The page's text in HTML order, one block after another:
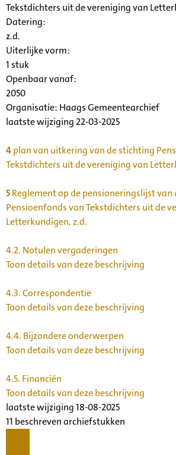
Tekstdichters uit de vereniging van
Datering:
z.d.
Uiterlijke vorm:
1 stuk
Openbaar vanaf:
2050
Organisatie: Haags Gemeentearchief
laatste wijziging 22-03-2025
4plan van uitkering van de stichting
Tekstdichters uit de vereniging van
5Reglement op de pensioneringslijst van
Pensioenfonds van Tekstdichters uit de
Letterkundigen, z.d.
4.2. Notulen vergaderingen
Toon details van deze beschrijving
4.3.Correspondentie
Toon details van deze beschrijving
4.4. Bijzondere onderwerpen
Toon details van deze beschrijving
4.5. Financiën
Toon details van deze beschrijving
laatste wijziging 18-08-2025
11 beschreven archiefstukken